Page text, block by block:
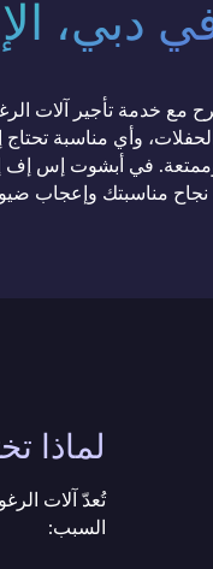
دبي،
خدمة تأجير آلات
وأي مناسبة
في أبشوت إس إف
نجاح مناسبتك وإعجاب
لماذا
تُعدّ آلات
السبب: